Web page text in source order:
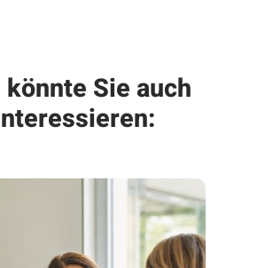
könnte Sie auch